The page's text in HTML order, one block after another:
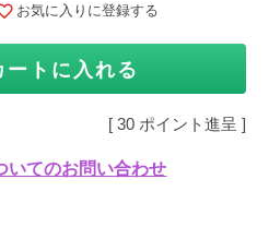
お気に入りに登録する
ートに入れる
[ 30 ポイント進呈 ]
いてのお問い合わせ